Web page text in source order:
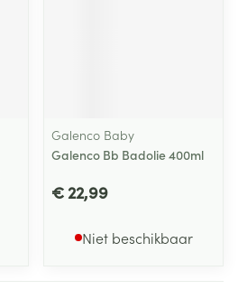
Galenco Baby
Galenco Bb Badolie 400ml
€ 22,99
Niet beschikbaar